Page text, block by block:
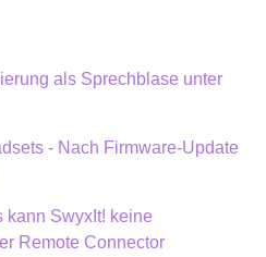
als Sprechblase unter
- Nach Firmware-Update
kann SwyxIt! keine
Remote Connector